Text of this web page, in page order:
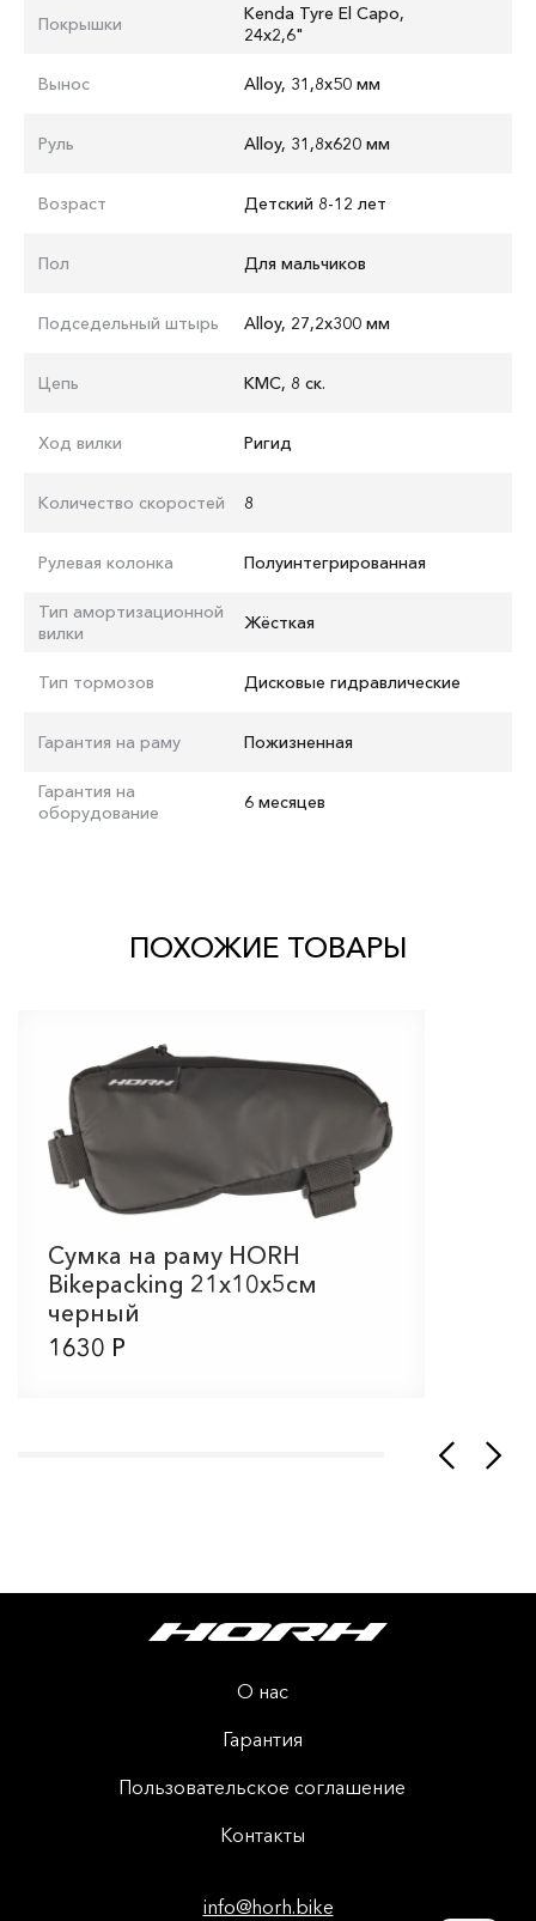
Покрышки
Kenda Tyre El Capo,
24x2,6"
Вынос Alloy, 31,8x50 мм
Руль Alloy, 31,8x620 мм
Возраст Детский 8-12 лет
Пол Для мальчиков
Подседельный штырь Alloy, 27,2x300 мм
Цепь KMC, 8 ск.
Ход вилки Ригид
Количество скоростей 8
Рулевая колонка Полуинтегрированная
Тип амортизационной
вилки
Жёсткая
Тип тормозов Дисковые гидравлические
Гарантия на раму Пожизненная
Гарантия на
оборудование
6 месяцев
ПОХОЖИЕ ТОВАРЫ
Сумка на раму HORH
Bikepacking 21х10х5см
черный
1630 Р
О нас
Гарантия
Пользовательское соглашение
Контакты
info@horh.bike